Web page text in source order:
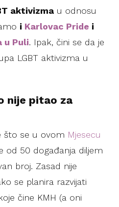
aktivizma u odnosu
i Karlovac Pride i
u Puli. Ipak, čini se da je
LGBT aktivizma u
nije pitao za
što se u ovom Mjesecu
od 50 događanja diljem
broj. Zasad nije
se planira razvijati
čine KMH (a oni